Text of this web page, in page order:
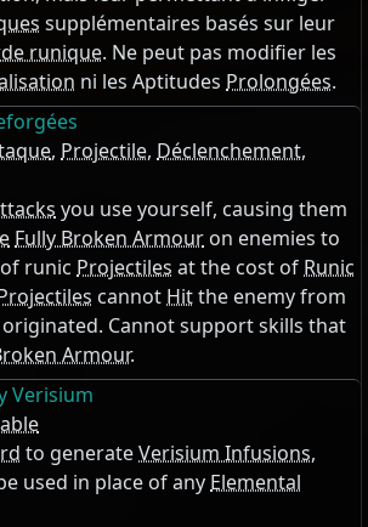
supplémentaires basés sur leur
runique. Ne peut pas modifier les
ni les Aptitudes Prolongées.
, Projectile, Déclenchement,
you use yourself, causing them
Fully Broken Armour on enemies to
runic Projectiles at the cost of Runic
cannot Hitthe enemy from
Cannot support skills that
Armour.
Verisium
to generateVerisium Infusions,
used in place of any Elemental